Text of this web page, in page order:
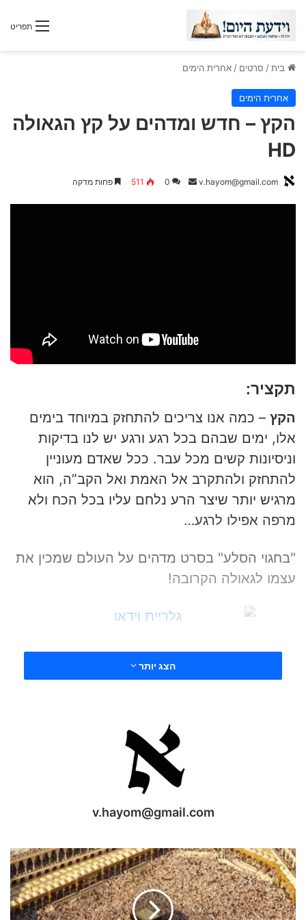
תפריט
בית/ סרטים / אחרית הימים
אחרית הימים
הקץ – חדש ומדהים על קץ הגאולה
HD
v.hayom@gmail.com
l
0
511 פחות מדקה
תקציר:
הקץ – כמה אנו צריכים להתחזק במיוחד בימים
אלו, ימים שבהם בכל רגע ורגע יש לנו בדיקות
וניסיונות קשים מכל עבר. ככל שאדם מעוניין
להתחזק ולהתקרב אל האמת ואל הקב”ה, הוא
מרגיש יותר שיצר הרע נלחם עליו בכל הכח ולא
מרפה אפילו לרגע…
"בחגוי הסלע" בסרט מדהים על העולם שמכין את
עצמו לגאולה הקרובה!
הצג יותר
v.hayom@gmail.com
א
י
נ
פ
ו